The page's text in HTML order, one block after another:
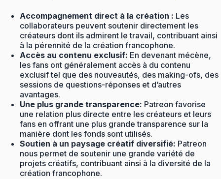
Accompagnement direct à la création : Les
collaborateurs peuvent soutenir directement les
créateurs dont ils admirent le travail, contribuant ainsi
à la pérennité de la création francophone.
Accès au contenu exclusif: En devenant mécène,
les fans ont généralement accès à du contenu
exclusif tel que des nouveautés, des making-ofs, des
sessions de questions-réponses et d’autres
avantages.
Une plus grande transparence: Patreon favorise
une relation plus directe entre les créateurs et leurs
fans en offrant une plus grande transparence sur la
manière dont les fonds sont utilisés.
Soutien à un paysage créatif diversifié: Patreon
nous permet de soutenir une grande variété de
projets créatifs, contribuant ainsi à la diversité de la
création francophone.